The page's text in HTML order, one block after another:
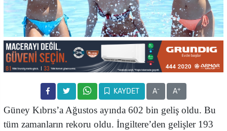
KAYDET A- A+
Güney Kıbrıs’a Ağustos ayında 602 bin geliş oldu. Bu
tüm zamanların rekoru oldu. İngiltere’den gelişler 193